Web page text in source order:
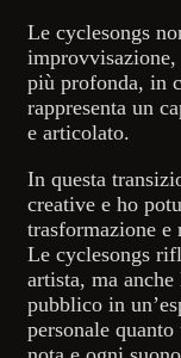
Le cyclesongs
improvvisazione,
più profonda, in
rappresenta un
e articolato.
In questa
creative e ho
trasformazione e
Le cyclesongs
artista, ma
pubblico in
personale